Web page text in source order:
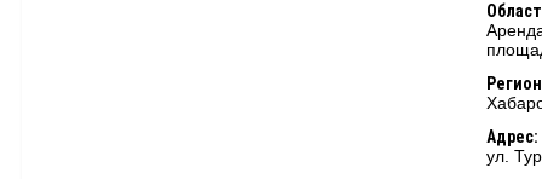
Адрес:
ул.